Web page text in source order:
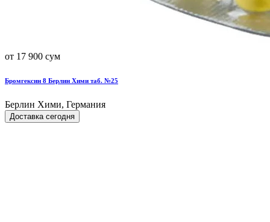
от 17 900 сум
Бромгексин 8 Берлин Хими таб. №25
Берлин Хими, Германия
Доставка сегодня